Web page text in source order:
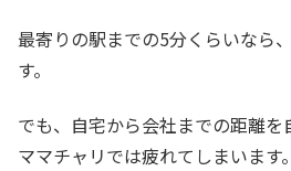
最寄りの駅までの5分くらいなら
す。
でも、自宅から会社までの距離
ママチャリでは疲れてしまいます。